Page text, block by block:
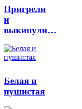
Пригрели
и
выкинули…
Белая и
пушистая